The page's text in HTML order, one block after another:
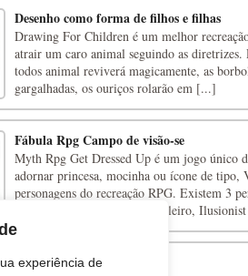
experiência de
Desenho como forma de filhos e filhas
Drawing For Children é um melhor
atrair um caro animal seguindo as
todos animal reviverá magicamente, as
gargalhadas, os ouriços rolarão em [...]
Fábula Rpg Campo de visão-se
Myth Rpg Get Dressed Up é um jogo único
adornar princesa, mocinha ou ícone de tipo,
personagens do recreação RPG. Existem 3
quer decorar. Guerreiro, Cavaleiro,
Combinação de rena